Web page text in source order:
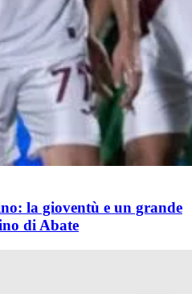
la gioventù e un grande
di Abate